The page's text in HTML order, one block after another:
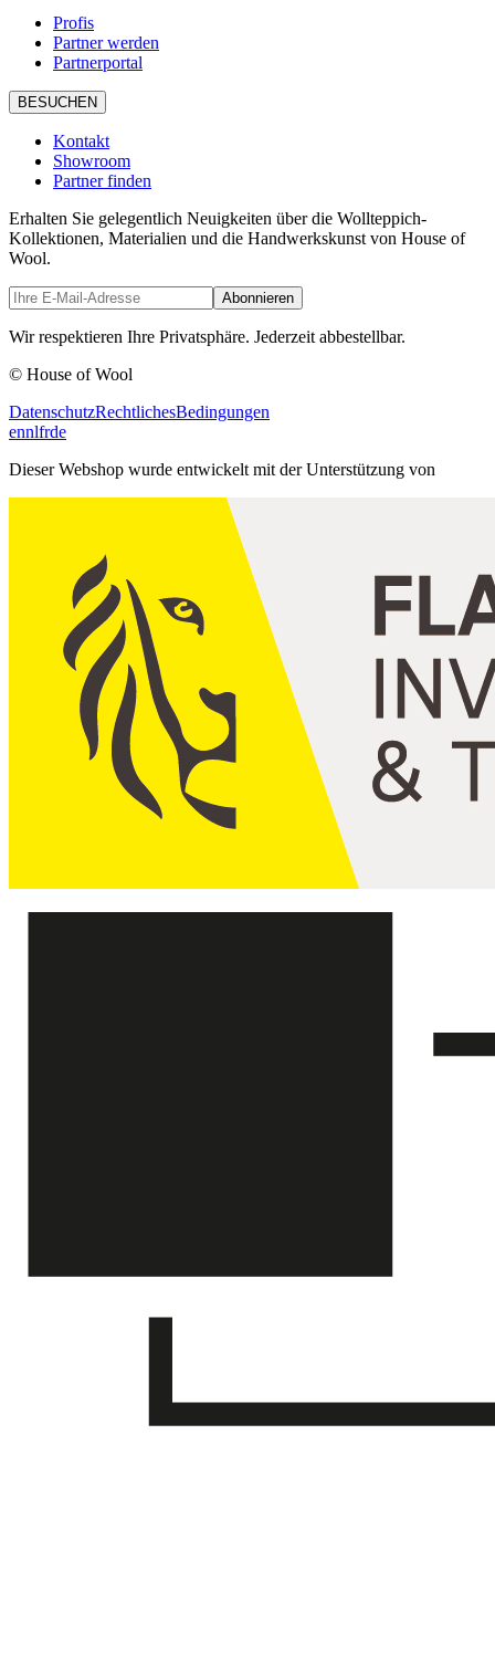
Profis
Partner werden
Partnerportal
BESUCHEN
Kontakt
Showroom
Partner finden
Erhalten Sie gelegentlich Neuigkeiten über die Wollteppich-
Kollektionen, Materialien und die Handwerkskunst von House of
Wool.
Abonnieren
Wir respektieren Ihre Privatsphäre. Jederzeit abbestellbar.
© House of Wool
DatenschutzRechtlichesBedingungen
ennlfrde
Dieser Webshop wurde entwickelt mit der Unterstützung von